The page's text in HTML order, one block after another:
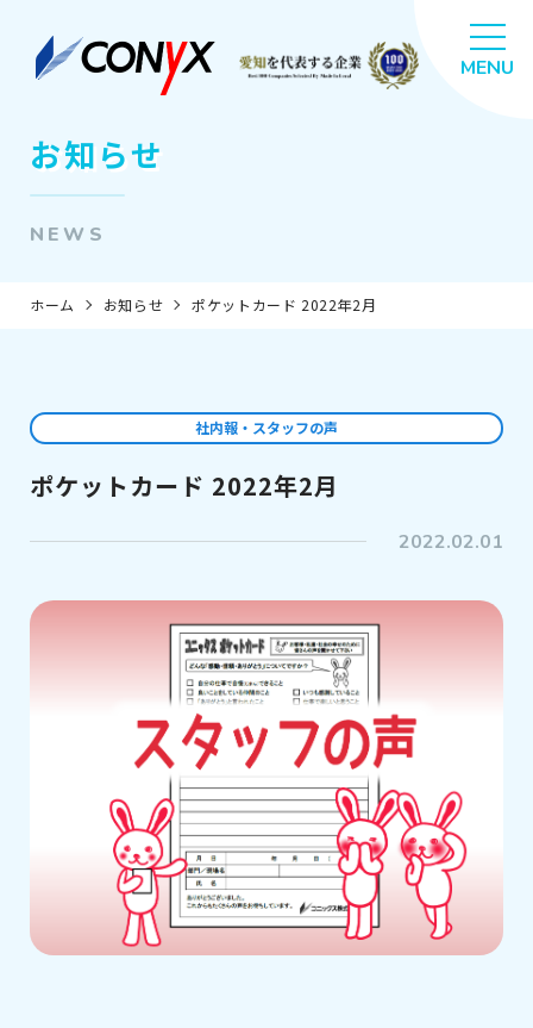
お知らせ
NEWS
ホーム お知らせ ポケットカード 2022年2月
社内報・スタッフの声
ポケットカード 2022年2月
2022.02.01